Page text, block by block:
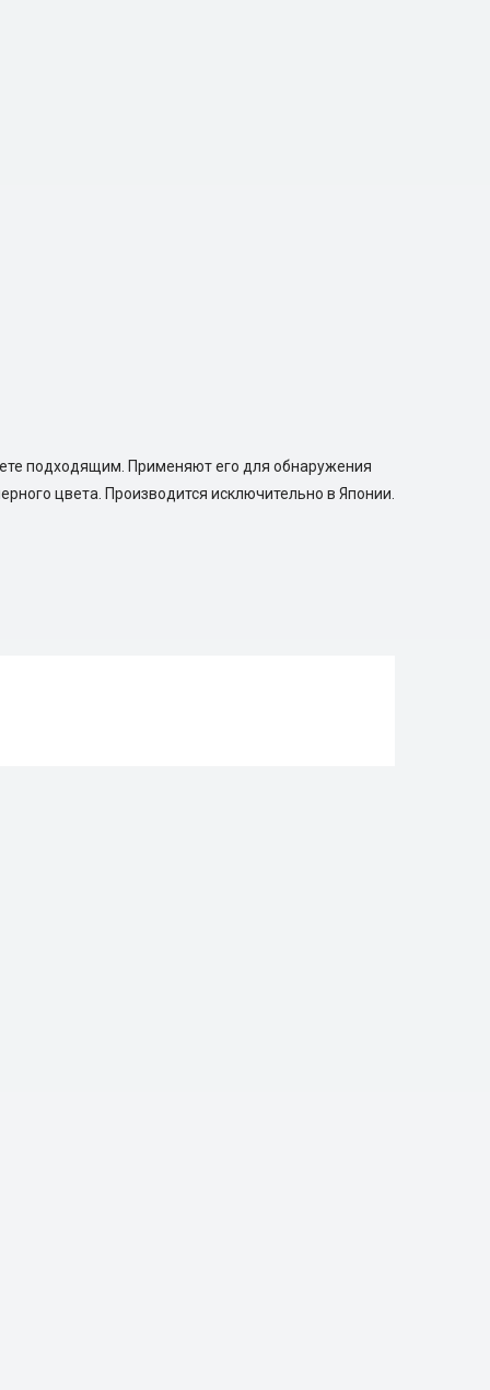
подходящим. Применяют его для обнаружения
цвета. Производится исключительно в Японии.